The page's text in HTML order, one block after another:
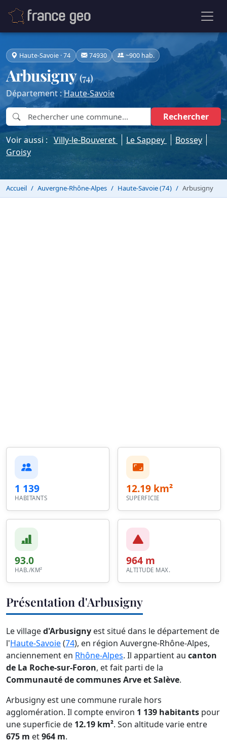
Haute-Savoie · 74 74930 ~900 hab.
Arbusigny(74)
Département : Haute-Savoie
Rechercher
Voir aussi : Villy-le-Bouveret Le Sappey
Bossey
Groisy
Accueil Auvergne-Rhône-Alpes Haute-Savoie (74) Arbusigny
1 139
HABITANTS
12.19 km²
SUPERFICIE
93.0
HAB./KM²
964 m
ALTITUDE MAX.
Présentation d'Arbusigny
Le villaged'Arbusigny est situé dans le département de
l'Haute-Savoie(74), en région Auvergne-Rhône-Alpes,
anciennement en Rhône-Alpes. Il appartient au canton
de La Roche-sur-Foron, et fait parti de la
Communauté de communes Arve et Salève.
Arbusigny est une commune rurale hors
agglomération. Il compte environ 1 139 habitants pour
une superficie de 12.19 km². Son altitude varie entre
675 m et964 m.